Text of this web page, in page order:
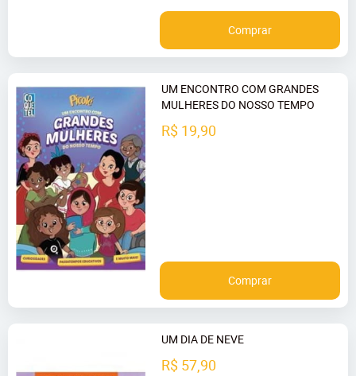
Comprar
UM ENCONTRO COM GRANDES
MULHERES DO NOSSO TEMPO
R$ 19,90
Comprar
UM DIA DE NEVE
R$ 57,90